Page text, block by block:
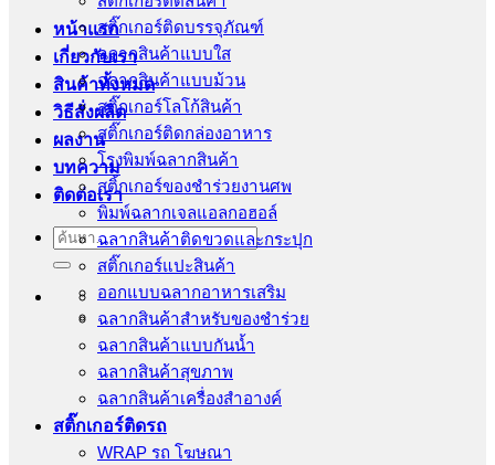
หน้าแรก
เกี่ยวกับเรา
สินค้าทั้งหมด
วิธีสั่งผลิต
ผลงาน
บทความ
ติดต่อเรา
ค้นหา:
สติ๊กเกอร์ติดบรรจุภัณฑ์
ฉลากสินค้าแบบใส
ฉลากสินค้าแบบม้วน
สติ๊กเกอร์โลโก้สินค้า
สติ๊กเกอร์ติดกล่องอาหาร
โรงพิมพ์ฉลากสินค้า
สติ้กเกอร์ของชำร่วยงานศพ
พิมพ์ฉลากเจลแอลกอฮอล์
ฉลากสินค้าติดขวดและกระปุก
สติ๊กเกอร์แปะสินค้า
ออกแบบฉลากอาหารเสริม
ฉลากสินค้าสำหรับของชำร่วย
ฉลากสินค้าแบบกันน้ำ
ฉลากสินค้าสุขภาพ
ฉลากสินค้าเครื่องสำอางค์
สติ๊กเกอร์ติดรถ
WRAP รถ โฆษณา